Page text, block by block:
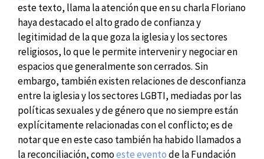
este texto, llama la atención que en su charla Floriano
haya destacado el alto grado de confianza y
legitimidad de la que goza la iglesia y los sectores
religiosos, lo que le permite intervenir y negociar en
espacios que generalmente son cerrados. Sin
embargo, también existen relaciones de desconfianza
entre la iglesia y los sectores LGBTI, mediadas por las
políticas sexuales y de género que no siempre están
explícitamente relacionadas con el conflicto; es de
notar que en este caso también ha habido llamados a
la reconciliación, comoeste eventode la Fundación